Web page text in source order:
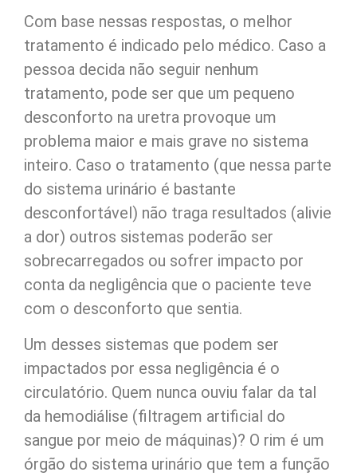
Com base nessas respostas, o melhor
tratamento é indicado pelo médico. Caso a
pessoa decida não seguir nenhum
tratamento, pode ser que um pequeno
desconforto na uretra provoque um
problema maior e mais grave no sistema
inteiro. Caso o tratamento (que nessa parte
do sistema urinário é bastante
desconfortável) não traga resultados (alivie
a dor) outros sistemas poderão ser
sobrecarregados ou sofrer impacto por
conta da negligência que o paciente teve
com o desconforto que sentia.
Um desses sistemas que podem ser
impactados por essa negligência é o
circulatório. Quem nunca ouviu falar da tal
da hemodiálise (filtragem artificial do
sangue por meio de máquinas)? O rim é um
órgão do sistema urinário que tem a função